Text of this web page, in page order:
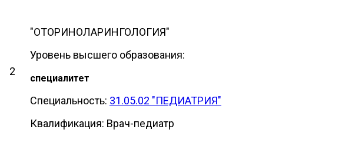
2
"ОТОРИНОЛАРИНГОЛОГИЯ"
Уровень высшего образования:
специалитет
Специальность: 31.05.02 "ПЕДИАТРИЯ"
Квалификация: Врач-педиатр